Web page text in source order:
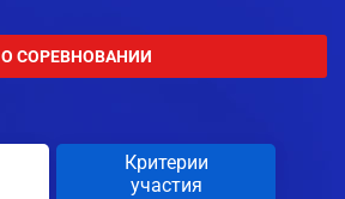
О СОРЕВНОВАНИИ
Критерии
участия